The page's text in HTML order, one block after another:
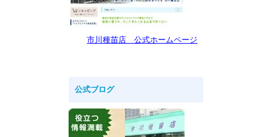
市川種苗店 公式ホームページ
公式ブログ